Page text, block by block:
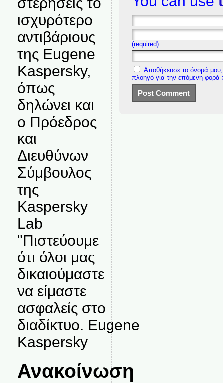
ισχυρότερο
αντιβάριους
της Eugene
Kaspersky,
όπως
δηλώνει και
ο Πρόεδρος
και
Διευθύνων
Σύμβουλος
της
Kaspersky
Lab
"Πιστεύουμε
ότι όλοι μας
δικαιούμαστε
να είμαστε
ασφαλείς στο
διαδίκτυο. Eugene
Kaspersky
Ανακοίνωση
(required)
Αποθήκευσε το όνομά μου,
πλοηγό για την επόμενη